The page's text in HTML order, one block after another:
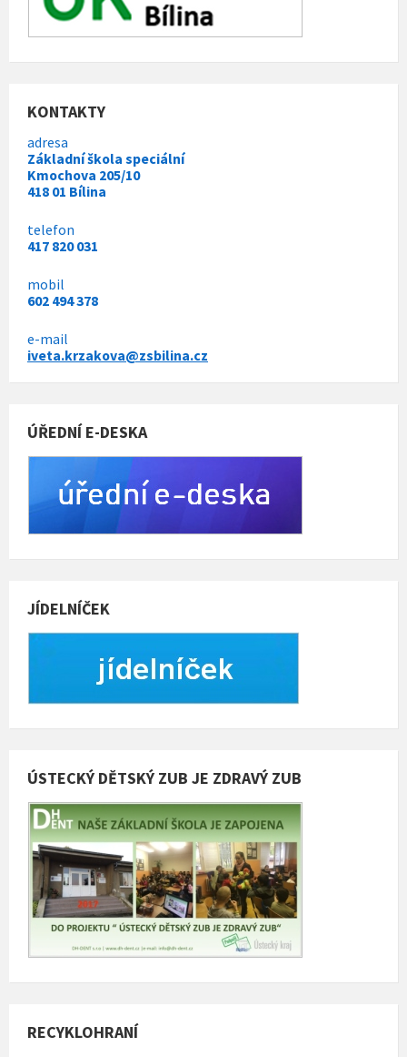
KONTAKTY
adresa
Základní škola speciální
Kmochova 205/10
418 01 Bílina
telefon
417 820 031
mobil
602 494 378
e-mail
iveta.krzakova@zsbilina.cz
ÚŘEDNÍ E-DESKA
JÍDELNÍČEK
ÚSTECKÝ DĚTSKÝ ZUB JE ZDRAVÝ ZUB
RECYKLOHRANÍ